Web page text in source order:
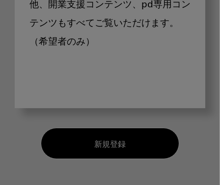
他、開業支援コンテンツ、pd専用コン
テンツもすべてご覧いただけます。
（希望者のみ）
新規登録